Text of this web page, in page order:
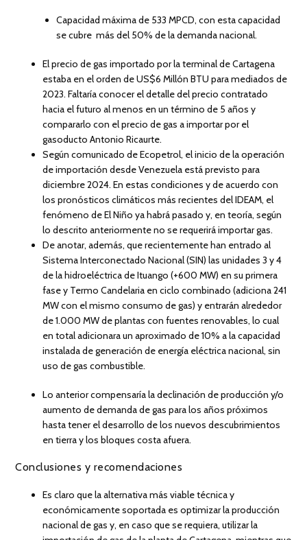
Capacidad máxima de 533 MPCD, con esta capacidad
se cubre más del 50% de la demanda nacional.
El precio de gas importado por la terminal de Cartagena
estaba en el orden de US$6 Millón BTU para mediados de
2023. Faltaría conocer el detalle del precio contratado
hacia el futuro al menos en un término de 5 años y
compararlo con el precio de gas a importar por el
gasoducto Antonio Ricaurte.
Según comunicado de Ecopetrol, el inicio de la operación
de importación desde Venezuela está previsto para
diciembre 2024. En estas condiciones y de acuerdo con
los pronósticos climáticos más recientes del IDEAM, el
fenómeno de El Niño ya habrá pasado y, en teoría, según
lo descrito anteriormente no se requerirá importar gas.
De anotar, además, que recientemente han entrado al
Sistema Interconectado Nacional (SIN) las unidades 3 y 4
de la hidroeléctrica de Ituango (+600 MW) en su primera
fase y Termo Candelaria en ciclo combinado (adiciona 241
MW con el mismo consumo de gas) y entrarán alrededor
de 1.000 MW de plantas con fuentes renovables, lo cual
en total adicionara un aproximado de 10% a la capacidad
instalada de generación de energía eléctrica nacional, sin
uso de gas combustible.
Lo anterior compensaría la declinación de producción y/o
aumento de demanda de gas para los años próximos
hasta tener el desarrollo de los nuevos descubrimientos
en tierra y los bloques costa afuera.
Conclusiones y recomendaciones
Es claro que la alternativa más viable técnica y
económicamente soportada es optimizar la producción
nacional de gas y, en caso que se requiera, utilizar la